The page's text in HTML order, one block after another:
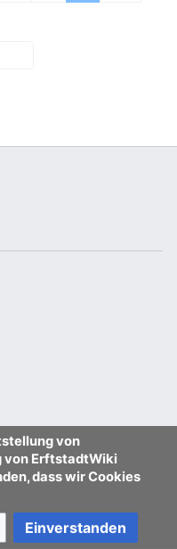
von
von ErftstadtWiki
dass wir Cookies
Einverstanden